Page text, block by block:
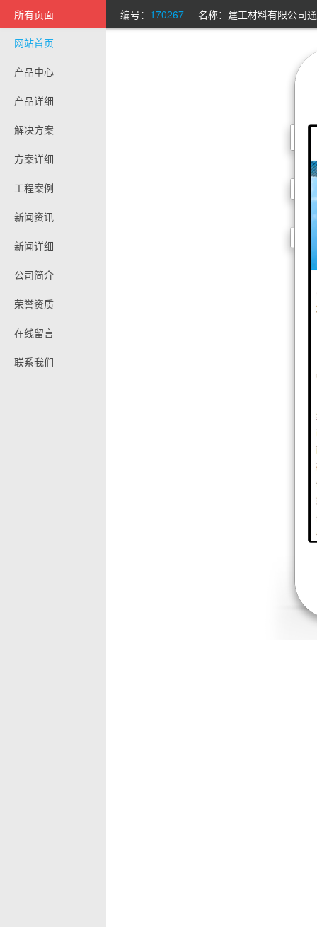
所有页面
网站首页
产品中心
产品详细
解决方案
方案详细
工程案例
新闻资讯
新闻详细
公司简介
荣誉资质
在线留言
联系我们
编号： 170267 名称：建工材料有限公司